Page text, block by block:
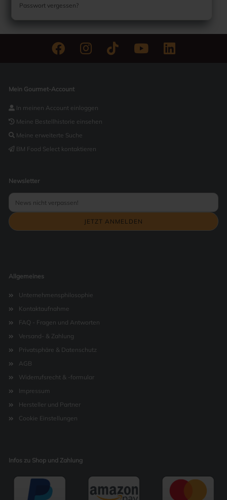
Passwort vergessen?
Mein Gourmet-Account
In meinen Account einloggen
Meine Bestellhistorie einsehen
Meine erweiterte Suche
BM Food Select kontaktieren
Newsletter
Allgemeines
Unternehmensphilosophie
Kontaktaufnahme
FAQ - Fragen und Antworten
Versand- & Zahlung
Privatsphäre & Datenschutz
AGB
Widerrufsrecht & -formular
Impressum
Hersteller und Partner
Cookie Einstellungen
Infos zu Shop und Zahlung